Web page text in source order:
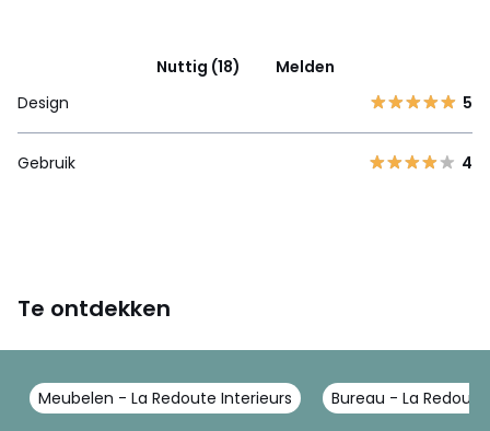
Nuttig (18)
Melden
Design
5
Gebruik 4
Te ontdekken
Meubelen - La Redoute Interieurs Bureau - La